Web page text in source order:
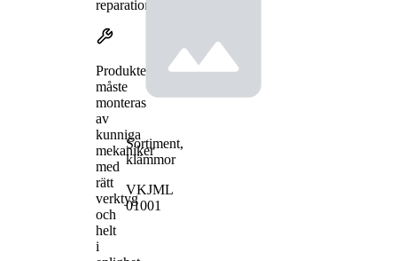
reparationer.
Produkterna
måste
monteras
av
kunniga
mekaniker
med
rätt
verktyg
och
helt
i
Sortiment,
klämmor
VKJML
01001